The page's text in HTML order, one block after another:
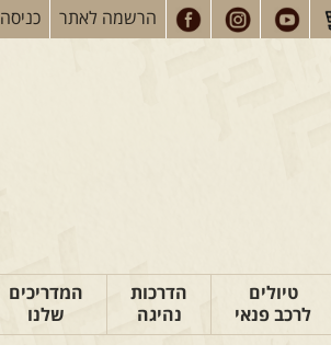
הרשמה לאתר כניסה
טיולים
לרכב פנאי
הדרכות
נהיגה
המדריכים
שלנו